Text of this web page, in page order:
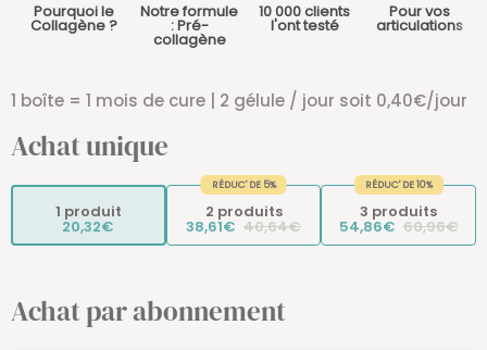
Pourquoi le
Collagène ?
Notre formule
: Pré-
collagène
10 000 clients
l'ont testé
Pour vos
articulations
1 boîte = 1 mois de cure | 2 gélule / jour soit 0,40€/jour
Achat unique
1 produit
20,32€
2 produits
38,61€ 40,64€
RÉDUC' DE 5%
3 produits
54,86€ 60,96€
RÉDUC' DE 10%
Achat par abonnement